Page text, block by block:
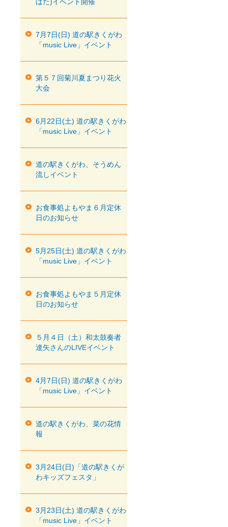
7月7日(日) 道の駅きくがわ
「music Live」イベント
第５７回菊川夏まつり花火
大会
6月22日(土) 道の駅きくがわ
「music Live」イベント
道の駅きくがわ、そうめん
流しイベント
お食事処よもやま６月定休
日のお知らせ
5月25日(土) 道の駅きくがわ
「music Live」イベント
お食事処よもやま５月定休
日のお知らせ
５月４日（土）和太鼓奏者
達矢さんのLIVEイベント
4月7日(日) 道の駅きくがわ
「music Live」イベント
道の駅きくがわ、菜の花情
報
3月24日(日)「道の駅きくが
わキッズフェスタ」
3月23日(土) 道の駅きくがわ
「music Live」イベント